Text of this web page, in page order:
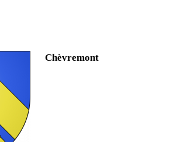
Chèvremont